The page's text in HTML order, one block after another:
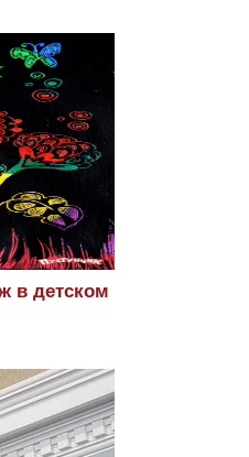
в детском